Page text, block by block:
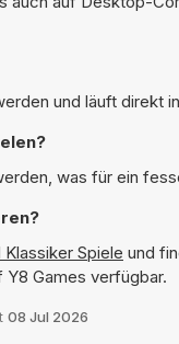
und läuft direkt
was für ein
Spiele und
Games verfügbar.
08 Jul 2026